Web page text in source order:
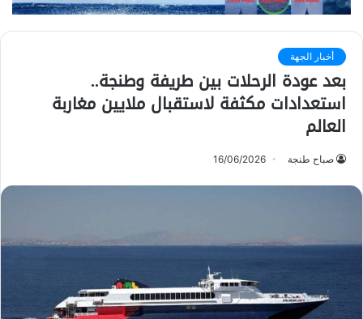
أخبار الجهة
بعد عودة الرحلات بين طريفة وطنجة..
استعدادات مكثفة لاستقبال ملايين مغاربة
العالم
صباح طنجة 16/06/2026